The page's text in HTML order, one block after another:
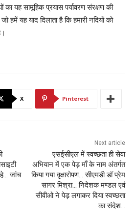
यह सामूहिक प्रयास पर्यावरण संरक्षण की
हमें यह याद दिलाता है कि हमारी नदियों को
X Pinterest
जांच
Next article
एसईसीएल में स्वच्छता ही सेवा
अभियान में एक पेड़ माँ के नाम अंतर्गत
किया गया वृक्षारोपण… सीएमडी डॉ प्रेम
सागर मिश्रा… निदेशक मण्डल एवं
सीवीओ ने पेड़ लगाकर दिया स्वच्छता
का संदेश…